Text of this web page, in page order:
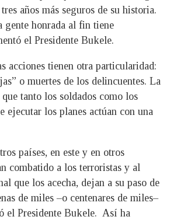
años más seguros de su historia.
gente honrada al fin tiene
el Presidente Bukele.
acciones tienen otra particularidad:
o muertes de los delincuentes. La
tanto los soldados como los
ejecutar los planes actúan con una
países, en este y en otros
combatido a los terroristas y al
que los acecha, dejan a su paso de
de miles –o centenares de miles–
el Presidente Bukele. Así ha